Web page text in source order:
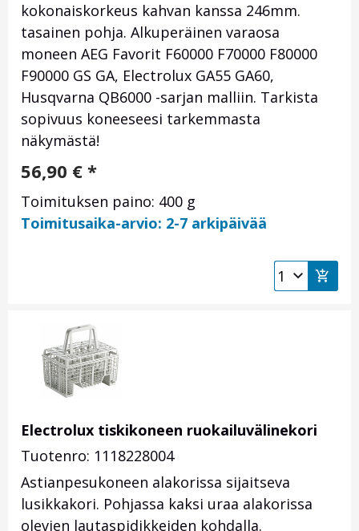
kokonaiskorkeus kahvan kanssa 246mm.
tasainen pohja. Alkuperäinen varaosa
moneen AEG Favorit F60000 F70000 F80000
F90000 GS GA, Electrolux GA55 GA60,
Husqvarna QB6000 -sarjan malliin. Tarkista
sopivuus koneeseesi tarkemmasta
näkymästä!
56,90 € *
Toimituksen paino: 400 g
Toimitusaika-arvio: 2-7 arkipäivää
Electrolux tiskikoneen ruokailuvälinekori
Tuotenro: 1118228004
Astianpesukoneen alakorissa sijaitseva
lusikkakori. Pohjassa kaksi uraa alakorissa
olevien lautaspidikkeiden kohdalla.